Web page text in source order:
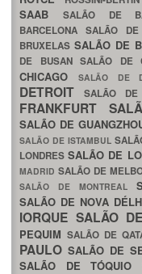
SAAB SALÃO DE
BARCELONA SALÃO
BRUXELAS SALÃO DE
DE BUSAN SALÃO DE
CHICAGO
SALÃO DE
DETROIT
SALÃO
FRANKFURT
SALÃO DE
SALÃO DE ISTAMBUL
LONDRESSALÃO DE
MADRID SALÃO DE
SALÃO DE MONTREAL
SALÃO DE NOVA
IORQUE SALÃO
PEQUIM SALÃO DE
PAULO SALÃO DE
SALÃO DE TÓQUIO